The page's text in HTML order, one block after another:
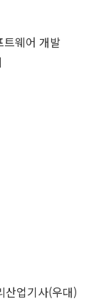
트웨어 개발
산업기사(우대)